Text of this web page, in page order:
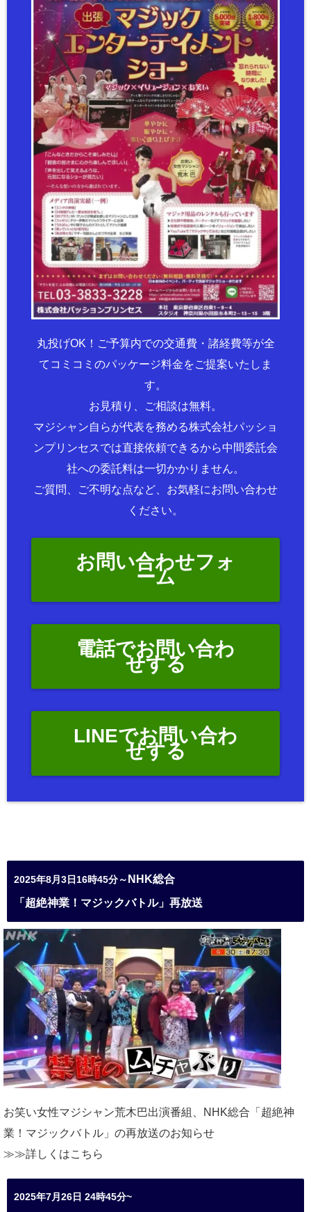
丸投げOK！ご予算内での交通費・諸経費等が全
てコミコミのパッケージ料金をご提案いたしま
す。
お見積り、ご相談は無料。
マジシャン自らが代表を務める株式会社パッショ
ンプリンセスでは直接依頼できるから中間委託会
社への委託料は一切かかりません。
ご質問、ご不明な点など、お気軽にお問い合わせ
ください。
お問い合わせフォ
ーム
電話でお問い合わ
せする
LINEでお問い合わ
せする
2025年8月3日16時45分～ NHK総合
「超絶神業！マジックバトル」再放送
お笑い女性マジシャン荒木巴出演番組、
NHK総合「超絶神
業！マジックバトル」の再放送のお知らせ
≫≫詳しくはこちら
2025年7月26日 24時45分~